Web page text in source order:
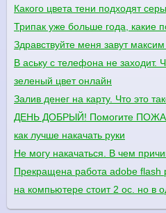
Какого цвета тени подходят
Трипак уже больше года, какие
Здравствуйте меня завут
В аську с телефона не заходит.
зеленый цвет онлайн
Залив денег на карту. Что это
ДЕНЬ ДОБРЫЙ! Помогите
как лучше накачать руки
Не могу накачаться. В чем
Прекращена работа adobe flash
на компьютере стоит 2 ос. но в